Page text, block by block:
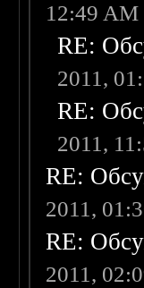
12:49 AM
RE:
2011,
RE:
2011,
RE:
2011,
RE:
2011,